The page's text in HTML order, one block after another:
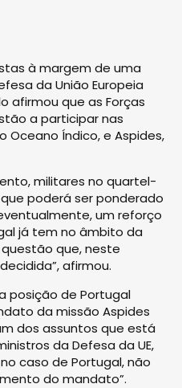
à margem de uma
da União Europeia
afirmou que as Forças
a participar nas
Oceano Índico, e Aspides,
militares no quartel-
poderá ser ponderado
um reforço
já tem no âmbito da
questão que, neste
afirmou.
posição de Portugal
da missão Aspides
dos assuntos que está
da Defesa da UE,
caso de Portugal, não
do mandato”.